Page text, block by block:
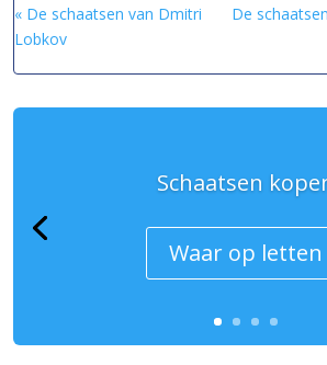
« De schaatsen van Dmitri
Lobkov
De
Schaatsen
Waar op letten